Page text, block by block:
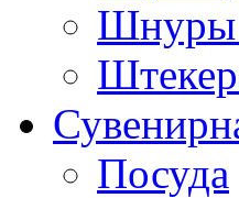
Шнуры
Посуда